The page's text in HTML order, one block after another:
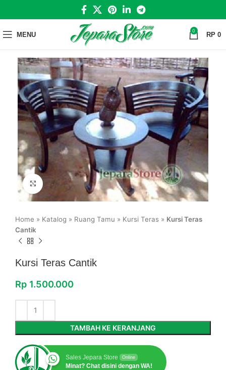
MENU 0 RP 0
Click to enlarge
Home » Katalog » Ruang Tamu » Kursi Teras » Kursi Teras
Cantik
Kursi Teras Cantik
Rp 1.500.000
TAMBAH KE KERANJANG
Sales Jepara Store Online
Minat? Chat disini dengan WA!